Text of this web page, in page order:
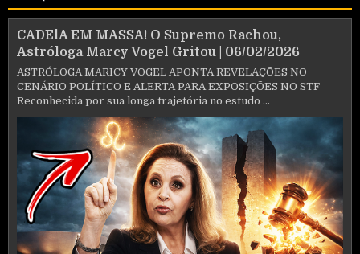
CADElA EM MASSA! O Supremo Rachou,
Astróloga Marcy Vogel Gritou | 06/02/2026
ASTRÓLOGA MARICY VOGEL APONTA REVELAÇÕES NO
CENÁRIO POLÍTICO E ALERTA PARA EXPOSIÇÕES NO STF
Reconhecida por sua longa trajetória no estudo ...